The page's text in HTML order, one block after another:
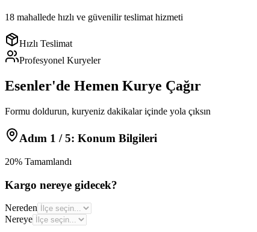
18 mahallede hızlı ve güvenilir teslimat hizmeti
Hızlı Teslimat
Profesyonel Kuryeler
Esenler'de Hemen Kurye Çağır
Formu doldurun, kuryeniz dakikalar içinde yola çıksın
Adım 1 / 5: Konum Bilgileri
20% Tamamlandı
Kargo nereye gidecek?
Nereden
Nereye